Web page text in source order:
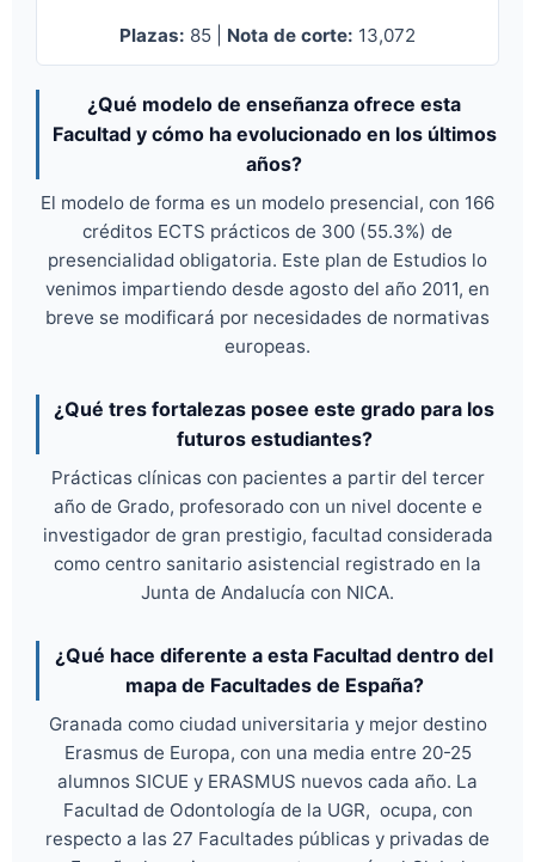
Plazas: 85 | Nota de corte: 13,072
¿Qué modelo de enseñanza ofrece esta
Facultad y cómo ha evolucionado en los últimos
años?
El modelo de forma es un modelo presencial, con 166
créditos ECTS prácticos de 300 (55.3%) de
presencialidad obligatoria. Este plan de Estudios lo
venimos impartiendo desde agosto del año 2011, en
breve se modificará por necesidades de normativas
europeas.
¿Qué tres fortalezas posee este grado para los
futuros estudiantes?
Prácticas clínicas con pacientes a partir del tercer
año de Grado, profesorado con un nivel docente e
investigador de gran prestigio, facultad considerada
como centro sanitario asistencial registrado en la
Junta de Andalucía con NICA.
¿Qué hace diferente a esta Facultad dentro del
mapa de Facultades de España?
Granada como ciudad universitaria y mejor destino
Erasmus de Europa, con una media entre 20-25
alumnos SICUE y ERASMUS nuevos cada año. La
Facultad de Odontología de la UGR, ocupa, con
respecto a las 27 Facultades públicas y privadas de